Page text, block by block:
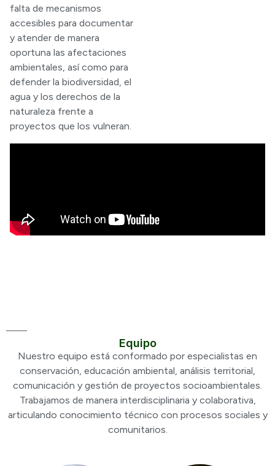
falta de mecanismos
accesibles para documentar
y atender de manera
oportuna las afectaciones
ambientales, así como para
defender la biodiversidad, el
agua y los derechos de la
naturaleza frente a
proyectos que los vulneran.
Equipo
Nuestro equipo está conformado por especialistas en
conservación, educación ambiental, análisis territorial,
comunicación y gestión de proyectos socioambientales.
Trabajamos de manera interdisciplinaria y colaborativa,
articulando conocimiento técnico con procesos sociales y
comunitarios.